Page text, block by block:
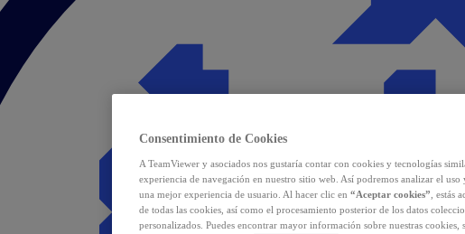
Consentimiento de Cookies
A TeamViewer y asociados nos gustaría contar con cookies y tecnologías
experiencia de navegación en nuestro sitio web. Así podremos analizar el
una mejor experiencia de usuario. Al hacer clic en “Aceptar cookies” , estás
de todas las cookies, así como el procesamiento posterior de los datos
personalizados. Puedes encontrar mayor información sobre nuestras cookies,